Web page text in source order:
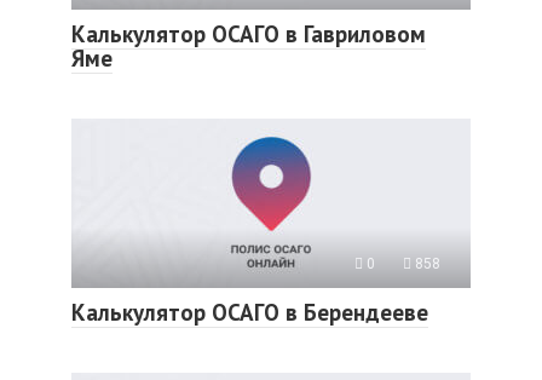
Калькулятор ОСАГО в Гавриловом
Яме
0 858
Калькулятор ОСАГО в Берендееве